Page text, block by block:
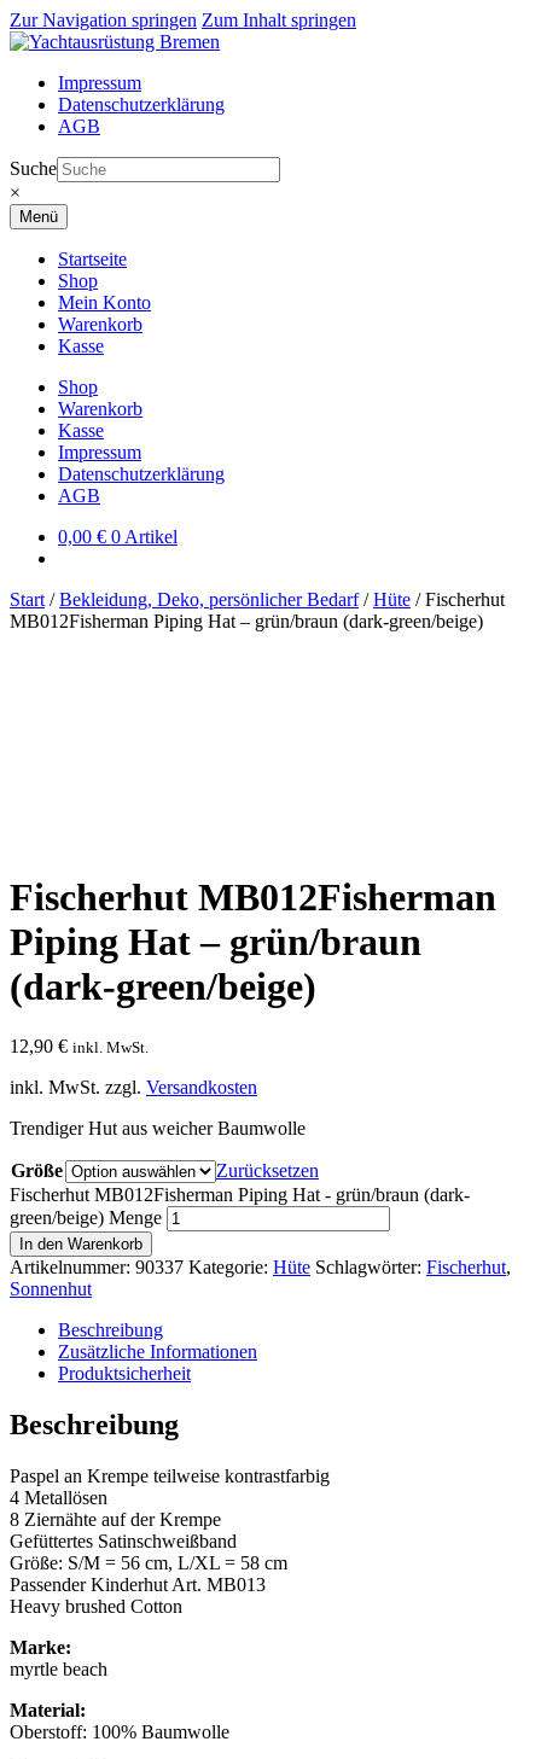
Zur Navigation springen Zum Inhalt springen
Impressum
Datenschutzerklärung
AGB
Suche
×
Menü
Startseite
Shop
Mein Konto
Warenkorb
Kasse
Shop
Warenkorb
Kasse
Impressum
Datenschutzerklärung
AGB
0,00 € 0 Artikel
Start /Bekleidung, Deko, persönlicher Bedarf/Hüte /Fischerhut
MB012Fisherman Piping Hat – grün/braun (dark-green/beige)
Fischerhut MB012Fisherman
Piping Hat – grün/braun
(dark-green/beige)
12,90 € inkl. MwSt.
inkl. MwSt. zzgl. Versandkosten
Trendiger Hut aus weicher Baumwolle
Größe
Zurücksetzen
Fischerhut MB012Fisherman Piping Hat - grün/braun (dark-
green/beige) Menge
In den Warenkorb
Artikelnummer: 90337 Kategorie: Hüte Schlagwörter: Fischerhut,
Sonnenhut
Beschreibung
Zusätzliche Informationen
Produktsicherheit
Beschreibung
Paspel an Krempe teilweise kontrastfarbig
4 Metallösen
8 Ziernähte auf der Krempe
Gefüttertes Satinschweißband
Größe: S/M = 56 cm, L/XL = 58 cm
Passender Kinderhut Art. MB013
Heavy brushed Cotton
Marke:
myrtle beach
Material:
Oberstoff: 100% Baumwolle